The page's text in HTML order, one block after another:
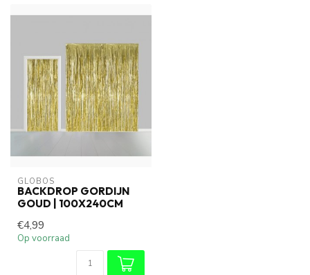
GLOBOS
BACKDROP GORDIJN
GOUD | 100X240CM
€4,99
Op voorraad